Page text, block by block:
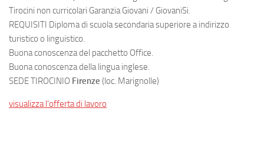
Tirocini non curricolari Garanzia Giovani / GiovaniSi.
REQUISITI Diploma di scuola secondaria superiore a indirizzo
turistico o linguistico.
Buona conoscenza del pacchetto Office.
Buona conoscenza della lingua inglese.
SEDE TIROCINIO Firenze (loc. Marignolle)
visualizza l’offerta di lavoro